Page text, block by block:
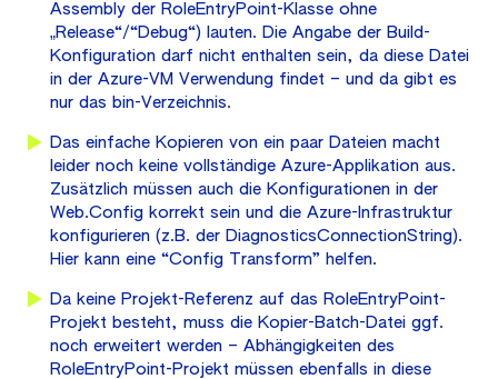
Assembly der RoleEntryPoint-Klasse ohne
„Release“/“Debug“) lauten. Die Angabe der Build-
Konfiguration darf nicht enthalten sein, da diese Datei
in der Azure-VM Verwendung findet – und da gibt es
nur das bin-Verzeichnis.
Das einfache Kopieren von ein paar Dateien macht
leider noch keine vollständige Azure-Applikation aus.
Zusätzlich müssen auch die Konfigurationen in der
Web.Config korrekt sein und die Azure-Infrastruktur
konfigurieren (z.B. der DiagnosticsConnectionString).
Hier kann eine “Config Transform” helfen.
Da keine Projekt-Referenz auf das RoleEntryPoint-
Projekt besteht, muss die Kopier-Batch-Datei ggf.
noch erweitert werden – Abhängigkeiten des
RoleEntryPoint-Projekt müssen ebenfalls in diese